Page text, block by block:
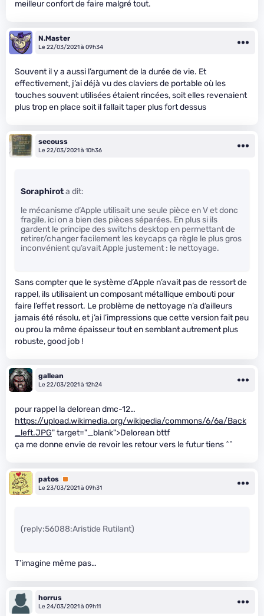
meilleur confort de faire malgré tout.
N.Master
Le 22/03/2021 à 09h34
Souvent il y a aussi l’argument de la durée de vie. Et
effectivement, j’ai déjà vu des claviers de portable où les
touches souvent utilisées étaient rincées, soit elles revenaient
plus trop en place soit il fallait taper plus fort dessus
secouss
Le 22/03/2021 à 10h36
Soraphirota dit:
le mécanisme d’Apple utilisait une seule pièce en V et donc
fragile, ici on a bien des pièces séparées. En plus si ils
gardent le principe des switchs desktop en permettant de
retirer/changer facilement les keycaps ça règle le plus gros
inconvénient qu’avait Apple justement : le nettoyage.
Sans compter que le système d’Apple n’avait pas de ressort de
rappel, ils utilisaient un composant métallique embouti pour
faire l’effet ressort. Le problème de nettoyage n’a d’ailleurs
jamais été résolu, et j’ai l’impressions que cette version fait peu
ou prou la même épaisseur tout en semblant autrement plus
robuste, good job !
gallean
Le 22/03/2021 à 12h24
pour rappel la delorean dmc-12…
https://upload.wikimedia.org/wikipedia/commons/6/6a/Back
_left.JPG" target="_blank">Delorean bttf
ça me donne envie de revoir les retour vers le futur tiens ^^
patos Premium
Le 23/03/2021 à 09h31
(reply:56088:Aristide Rutilant)
T’imagine même pas…
horrus
Le 24/03/2021 à 09h11